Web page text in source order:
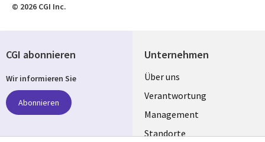
© 2026 CGI Inc.
Unternehmen
Useful
links
GERMANY
Über uns
Verantwortung
Management
Standorte
CGI abonnieren
Wir informieren Sie
Abonnieren